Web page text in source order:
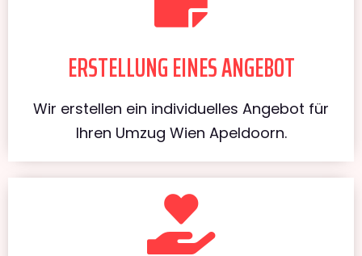
ERSTELLUNG EINES ANGEBOT
Wir erstellen ein individuelles Angebot für
Ihren Umzug Wien Apeldoorn.